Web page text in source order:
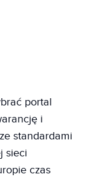
portal
i
standardami
sieci
czas